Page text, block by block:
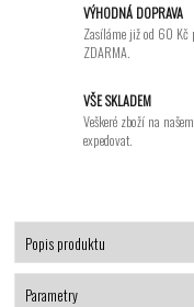
VÝHODNÁ DOPRAVA
Zasíláme již od 60
ZDARMA.
VŠE SKLADEM
Veškeré zboží na
expedovat.
Popis produktu
Parametry